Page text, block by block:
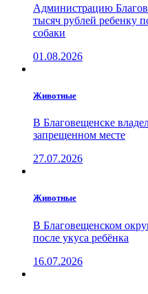
Администрацию
тысяч рублей ребенку
собаки
01.08.2026
Животные
В Благовещенске
запрещенном месте
27.07.2026
Животные
В Благовещенском
после укуса ребёнка
16.07.2026